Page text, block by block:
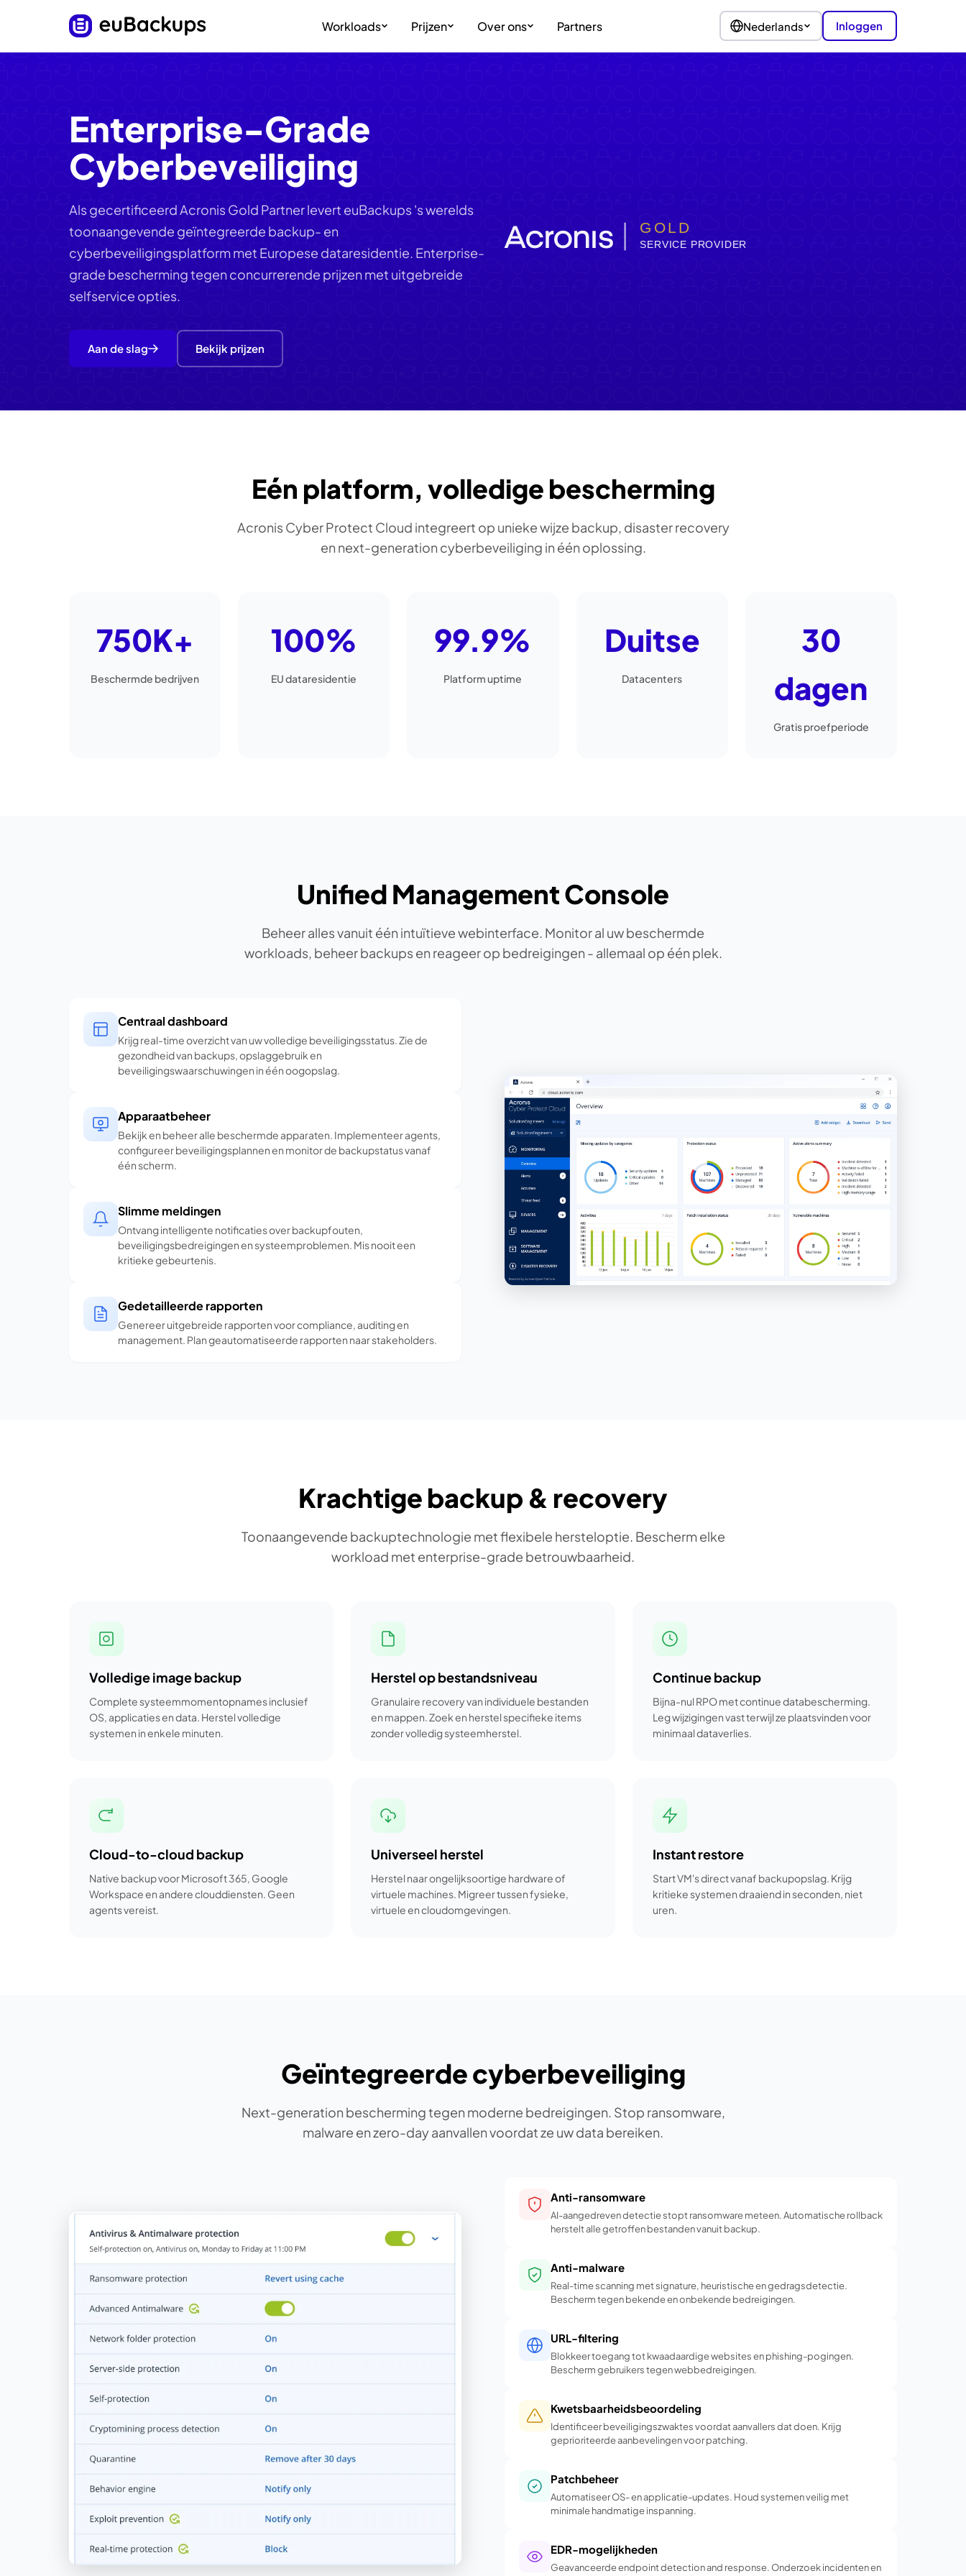
Workloads Prijzen Over ons Partners Nederlands Inloggen
Enterprise-Grade
Cyberbeveiliging
Als gecertificeerd Acronis Gold Partner levert euBackups 's werelds
toonaangevende geïntegreerde backup- en
cyberbeveiligingsplatform met Europese dataresidentie. Enterprise-
grade bescherming tegen concurrerende prijzen met uitgebreide
selfservice opties.
Aan de slag Bekijk prijzen
GOLD
SERVICE PROVIDER
Eén platform, volledige bescherming
Acronis Cyber Protect Cloud integreert op unieke wijze backup, disaster recovery
en next-generation cyberbeveiliging in één oplossing.
750K+
Beschermde bedrijven
100%
EU dataresidentie
99.9%
Platform uptime
Duitse
Datacenters
30
dagen
Gratis proefperiode
Unified Management Console
Beheer alles vanuit één intuïtieve webinterface. Monitor al uw beschermde
workloads, beheer backups en reageer op bedreigingen - allemaal op één plek.
Centraal dashboard
Krijg real-time overzicht van uw volledige beveiligingsstatus. Zie de
gezondheid van backups, opslaggebruik en
beveiligingswaarschuwingen in één oogopslag.
Apparaatbeheer
Bekijk en beheer alle beschermde apparaten. Implementeer agents,
configureer beveiligingsplannen en monitor de backupstatus vanaf
één scherm.
Slimme meldingen
Ontvang intelligente notificaties over backupfouten,
beveiligingsbedreigingen en systeemproblemen. Mis nooit een
kritieke gebeurtenis.
Gedetailleerde rapporten
Genereer uitgebreide rapporten voor compliance, auditing en
management. Plan geautomatiseerde rapporten naar stakeholders.
Krachtige backup & recovery
Toonaangevende backuptechnologie met flexibele hersteloptie. Bescherm elke
workload met enterprise-grade betrouwbaarheid.
Volledige image backup
Complete systeemmomentopnames inclusief
OS, applicaties en data. Herstel volledige
systemen in enkele minuten.
Herstel op bestandsniveau
Granulaire recovery van individuele bestanden
en mappen. Zoek en herstel specifieke items
zonder volledig systeemherstel.
Continue backup
Bijna-nul RPO met continue databescherming.
Leg wijzigingen vast terwijl ze plaatsvinden voor
minimaal dataverlies.
Cloud-to-cloud backup
Native backup voor Microsoft 365, Google
Workspace en andere clouddiensten. Geen
agents vereist.
Universeel herstel
Herstel naar ongelijksoortige hardware of
virtuele machines. Migreer tussen fysieke,
virtuele en cloudomgevingen.
Instant restore
Start VM's direct vanaf backupopslag. Krijg
kritieke systemen draaiend in seconden, niet
uren.
Geïntegreerde cyberbeveiliging
Next-generation bescherming tegen moderne bedreigingen. Stop ransomware,
malware en zero-day aanvallen voordat ze uw data bereiken.
Anti-ransomware
AI-aangedreven detectie stopt ransomware meteen. Automatische rollback
herstelt alle getroffen bestanden vanuit backup.
Anti-malware
Real-time scanning met signature, heuristische en gedragsdetectie.
Bescherm tegen bekende en onbekende bedreigingen.
URL-filtering
Blokkeer toegang tot kwaadaardige websites en phishing-pogingen.
Bescherm gebruikers tegen webbedreigingen.
Kwetsbaarheidsbeoordeling
Identificeer beveiligingszwaktes voordat aanvallers dat doen. Krijg
geprioriteerde aanbevelingen voor patching.
Patchbeheer
Automatiseer OS- en applicatie-updates. Houd systemen veilig met
minimale handmatige inspanning.
EDR-mogelijkheden
Geavanceerde endpoint detection and response. Onderzoek incidenten en